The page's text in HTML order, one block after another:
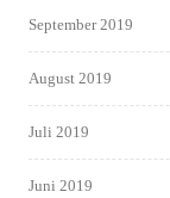
September 2019
August 2019
Juli 2019
Juni 2019